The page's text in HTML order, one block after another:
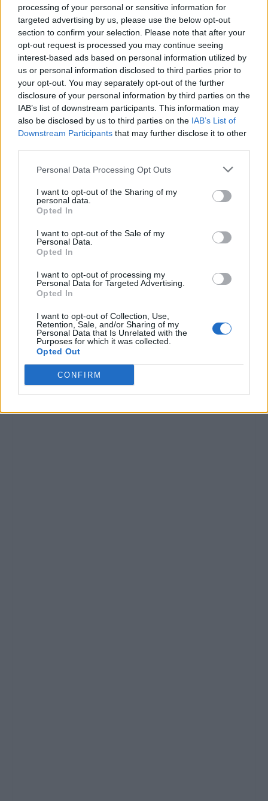
processing of your personal or sensitive information for
targeted advertising by us, please use the below opt-out
section to confirm your selection. Please note that after your
opt-out request is processed you may continue seeing
interest-based ads based on personal information utilized by
us or personal information disclosed to third parties prior to
your opt-out. You may separately opt-out of the further
disclosure of your personal information by third parties on the
IAB’s list of downstream participants. This information may
also be disclosed by us to third parties on the IAB’s List of
Downstream Participants that may further disclose it to other
Personal Data Processing Opt Outs
I want to opt-out of the Sharing of my
personal data.
Opted In
I want to opt-out of the Sale of my
Personal Data.
Opted In
I want to opt-out of processing my
Personal Data for Targeted Advertising.
Opted In
I want to opt-out of Collection, Use,
Retention, Sale, and/or Sharing of my
Personal Data that Is Unrelated with the
Purposes for which it was collected.
Opted Out
CONFIRM